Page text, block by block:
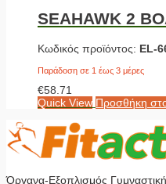
SEAHAWK 2
Κωδικός προϊόντος: EL-
Παράδοση σε 1 έως 3 μέρες
€58.71
Quick View Προσθήκη
Όργανα-Εξοπλισμός